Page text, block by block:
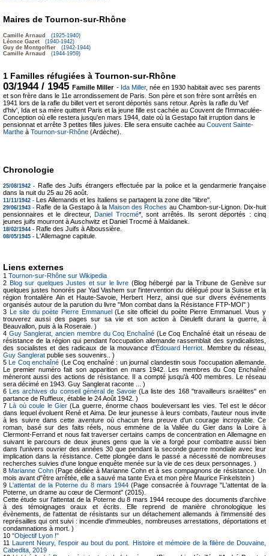
Maires de Tournon-sur-Rhône
Camille Arnaud
(1925-1940)
Léonce Gazet
(1940-1942)
Guy de Montgolfier
(1942-1944)
Camille Arnaud
(1944-1959)
1 Familles réfugiées à Tournon-sur-Rhône
03/1944 / 1945 Famille Miller - Ida Miller, née en 1930 habitait avec ses parents
et son frère dans le 11e arrondissement de Paris. Son père et son frère sont arrêtés en
1941 lors de la rafle du billet vert et seront déportés sans retour. Après la rafle du Vel'
d'hiv', Ida et sa mère quittent Paris et la jeune fille est cachée au Couvent de l'Immaculée-
Conception où elle restera jusqu'en mars 1944, date où la Gestapo fait irruption dans le
pensionnat et arrête 3 petites filles juives. Elle sera ensuite cachée au Couvent Sainte-
Marthe à Tournon-sur-Rhône (Ardèche).
Chronologie
25/08/1942 - Rafle des Juifs étrangers effectuée par la police et la gendarmerie française
dans la nuit du 25 au 26 août.
11/11/1942 - Les Allemands et les Italiens se partagent la zone dite "libre".
29/06/1943 - Rafle de la Gestapo à la Maison des Roches au Chambon-sur-Lignon. Dix-huit
pensionnaires et le directeur, Daniel Trocmé*, sont arrêtés. Ils seront déportés : cinq
jeunes juifs mourront à Auschwitz et Daniel Trocmé à Maïdanek.
18/02/1944 - Rafle des Juifs à Alboussière.
08/05/1945 - L'Allemagne capitule.
Liens externes
1 Tournon-sur-Rhône sur Wikipedia
2 Blog sur quelques Justes et sur le livre (Blog hébergé par la Tribune de Genève sur
quelques justes honorés par Yad Vashem sur l'intervention du délégué pour la Suisse et la
région frontalière Ain et Haute-Savoie, Herbert Herz, ainsi que sur divers événements
organisés autour de la parution du livre "Mon combat dans la Résistance FTP-MOI" )
3 Le site du poète Pierre Emmanuel(Le site officiel du poète Pierre Emmanuel. Vous y
trouverez aussi des pages sur sa vie et son action à Dieulefit durant la guerre, à
Beauvallon, puis à la Roseraie. )
4 Guy Sanglerat, ancien membre du Coq Enchaîné (Le Coq Enchaîné était un réseau de
résistance de la région qui pendant l'occupation allemande rassemblait des syndicalistes,
des socialistes et des radicaux de la mouvance d’Édouard Herriot . Membre du réseau,
Guy Sanglerat publie ses souvenirs.. )
5Le Coq enchaîné (Le Coq enchaîné : un journal clandestin sous l'occupation allemande.
Le premier numéro fait son apparition en mars 1942. Les membres du Coq Enchaîné
mèneront aussi des actions de résistance. Il a compté jusqu'à 400 membres. Le réseau
sera décimé en 1943. Guy Sanglerat raconte ... )
6Les archives du conseil général de Savoie (La liste des 168 "travailleurs israëlites" en
partance de Ruffieux, établie le 24 Août 1942. )
7Là où coule le Gier(La guerre, énorme chaos bouleversant les vies. Tel est le décor
dans lequel évoluent René et Aima. De leur jeunesse à leurs combats, l'auteur nous invite
à les suivre dans cette aventure où chacun fera preuve d'un courage incroyable. Ce
roman, basé sur des faits réels, nous emmène de la Vallée du Gier dans la Loire à
Clermont-Ferrand et nous fait traverser certains camps de concentration en Allemagne en
suivant le parcours de deux jeunes gens que la vie a forgé pour combattre aussi bien
dans l'univers ouvrier des années 30 que pendant la seconde guerre mondiale avec leur
implication dans la résistance. Cette plongée dans le passé a nécessité de nombreuses
recherches suivies d'une longue enquête menée sur la vie de ces deux personnages. )
8Marianne Cohn(Page dédiée à Marianne Cohn et à ses compagnons de résistance. Un
mois avant d"être arrêtée, elle a sauvé ma tante Eva et mon père Maurice Finkelstein )
9L'attentat de la Poterne du 8 mars 1944 (Page consacrée à l'ouvrage "L'attentat de la
Poterne, un drame au cœur de Clermont" (2015).
Cette étude sur l'attentat de la Poterne du 8 mars 1944 recoupe des documents d'archive
à des témoignages oraux et écrits. Elle reprend de manière chronologique les
évènements, de l'attentat de résistants sur un détachement allemands à l'immensité des
représailles qui ont suivi : incendie d'immeubles, nombreuses arrestations, déportations et
condamnations à mort. )
10 "Objectif Lyon !"
11Laurent Neury, l'espoir au bout du pont. Histoire et mémoire de la filière de Douvaine,
Cabedita, 2019